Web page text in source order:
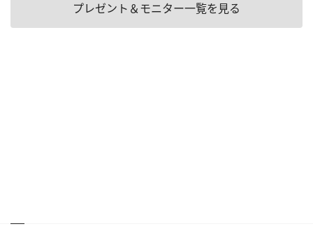
プレゼント＆モニター一覧を見る